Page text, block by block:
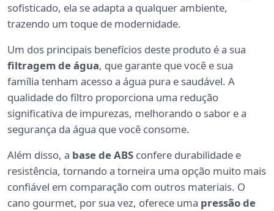
sofisticado, ela se adapta a qualquer ambiente,
trazendo um toque de modernidade.
Um dos principais benefícios deste produto é a sua
filtragem de água, que garante que você e sua
família tenham acesso a água pura e saudável. A
qualidade do filtro proporciona uma redução
significativa de impurezas, melhorando o sabor e a
segurança da água que você consome.
Além disso, a base de ABS confere durabilidade e
resistência, tornando a torneira uma opção muito mais
confiável em comparação com outros materiais. O
cano gourmet, por sua vez, oferece uma pressão de